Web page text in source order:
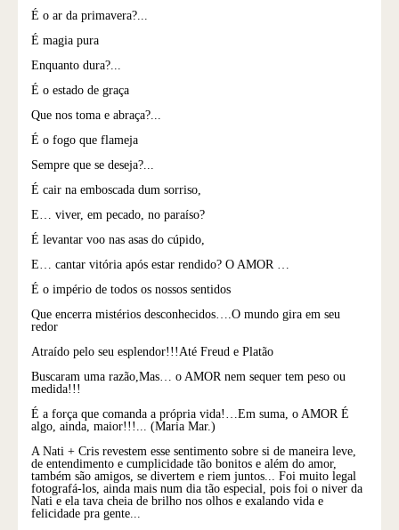
É o ar da primavera?...
É magia pura
Enquanto dura?...
É o estado de graça
Que nos toma e abraça?...
É o fogo que flameja
Sempre que se deseja?...
É cair na emboscada dum sorriso,
E… viver, em pecado, no paraíso?
É levantar voo nas asas do cúpido,
E… cantar vitória após estar rendido? O AMOR …
É o império de todos os nossos sentidos
Que encerra mistérios desconhecidos….O mundo gira em seu
redor
Atraído pelo seu esplendor!!!Até Freud e Platão
Buscaram uma razão,Mas… o AMOR nem sequer tem peso ou
medida!!!
É a força que comanda a própria vida!…Em suma, o AMOR É
algo, ainda, maior!!!... (Maria Mar.)
A Nati + Cris revestem esse sentimento sobre si de maneira leve,
de entendimento e cumplicidade tão bonitos e além do amor,
também são amigos, se divertem e riem juntos... Foi muito legal
fotografá-los, ainda mais num dia tão especial, pois foi o niver da
Nati e ela tava cheia de brilho nos olhos e exalando vida e
felicidade pra gente...